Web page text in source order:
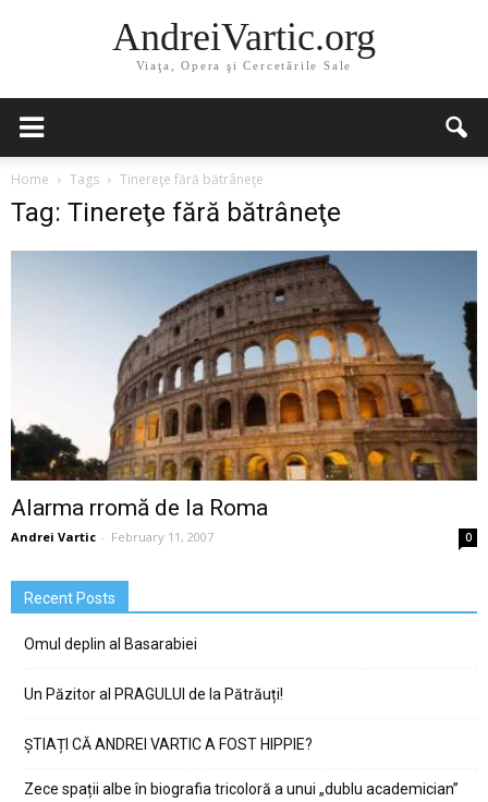
AndreiVartic.org
Viaţa, Opera şi Cercetările Sale
Home Tags Tinereţe fără bătrâneţe
Tag: Tinereţe fără bătrâneţe
Alarma rromă de la Roma
Andrei Vartic - February 11, 2007 0
Recent Posts
Omul deplin al Basarabiei
Un Păzitor al PRAGULUI de la Pătrăuți!
ȘTIAȚI CĂ ANDREI VARTIC A FOST HIPPIE?
Zece spații albe în biografia tricoloră a unui „dublu academician”